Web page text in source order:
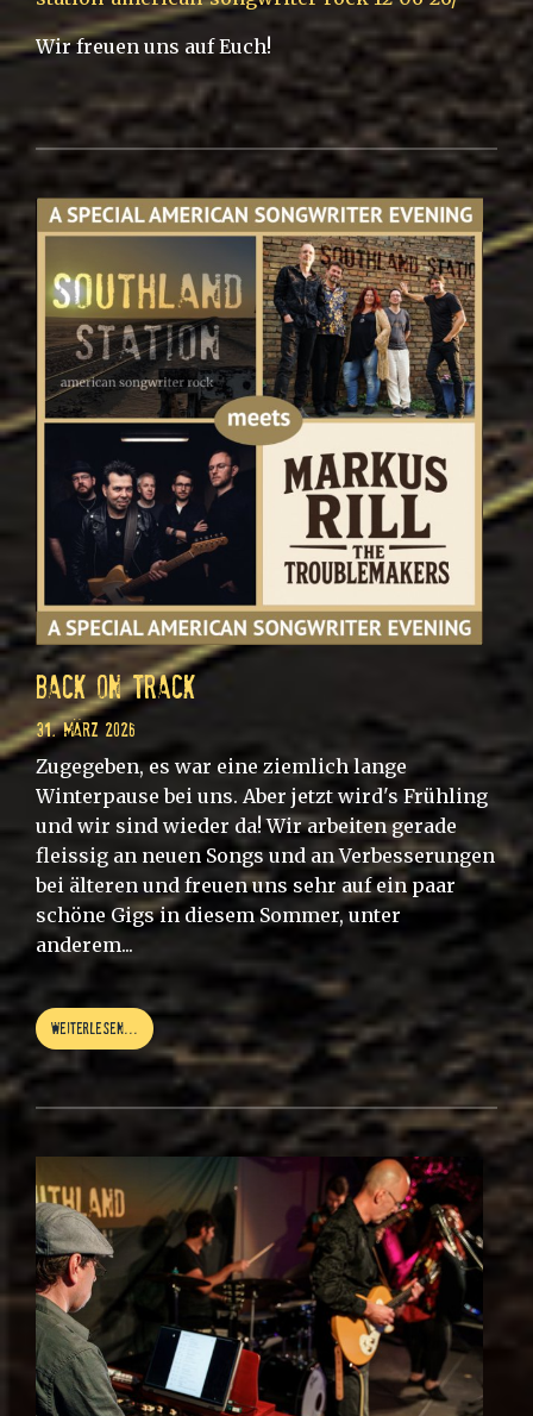
Wir freuen uns auf Euch!
back on track
31. März 2026
Zugegeben, es war eine ziemlich lange
Winterpause bei uns. Aber jetzt wird's Frühling
und wir sind wieder da! Wir arbeiten gerade
fleissig an neuen Songs und an Verbesserungen
bei älteren und freuen uns sehr auf ein paar
schöne Gigs in diesem Sommer, unter
anderem...
weiterlesen...